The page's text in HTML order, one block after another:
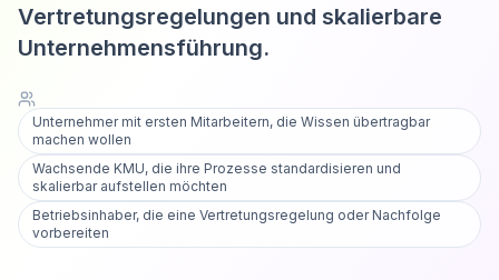
Vertretungsregelungen und skalierbare
Unternehmensführung.
Unternehmer mit ersten Mitarbeitern, die Wissen übertragbar
machen wollen
Wachsende KMU, die ihre Prozesse standardisieren und
skalierbar aufstellen möchten
Betriebsinhaber, die eine Vertretungsregelung oder Nachfolge
vorbereiten